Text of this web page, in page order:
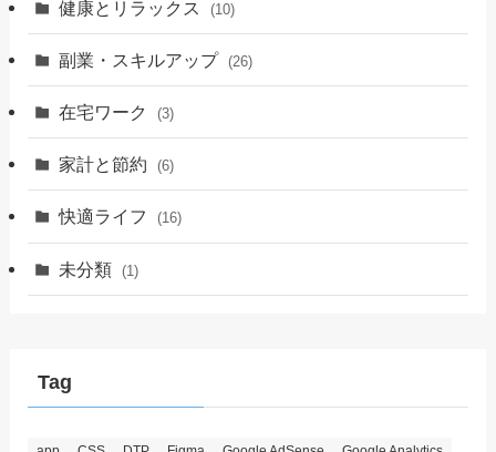
健康とリラックス (10)
副業・スキルアップ (26)
在宅ワーク (3)
家計と節約 (6)
快適ライフ (16)
未分類 (1)
Tag